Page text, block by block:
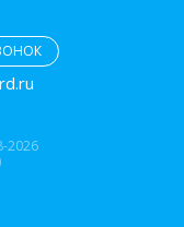
2026